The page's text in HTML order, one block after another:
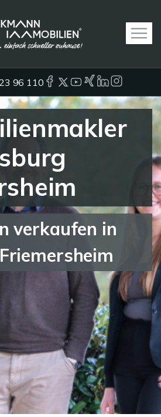
96 110
verkaufen in